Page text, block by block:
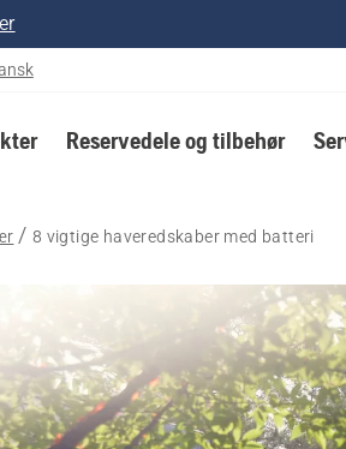
Reservedele og tilbehør
8 vigtige haveredskaber med batteri